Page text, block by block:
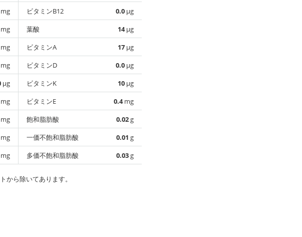
mg
mg
mg
mg
µg
mg
mg
mg
mg
ビタミンB12
0.0 µg
葉酸
14µg
ビタミンA
17 µg
ビタミンD
0.0 µg
ビタミンK
10 µg
ビタミンE
0.4mg
飽和脂肪酸
0.02g
一価不飽和脂肪酸
0.01 g
多価不飽和脂肪酸
0.03g
から除いてあります。